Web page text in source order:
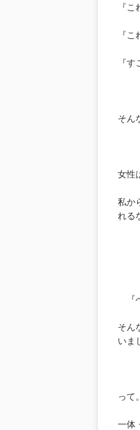
『
『
『
そん
女性
私か
れる
『
そん
いま
って
一体